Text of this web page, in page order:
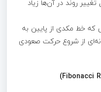
روند در آن‌ها زیاد
که خط مکدی از پایین به
از شروع حرکت صعودی